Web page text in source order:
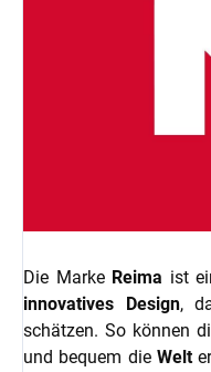
Die Marke Reima ist
innovatives Design,
schätzen. So können
und bequem die Welt